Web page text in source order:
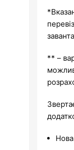
** –